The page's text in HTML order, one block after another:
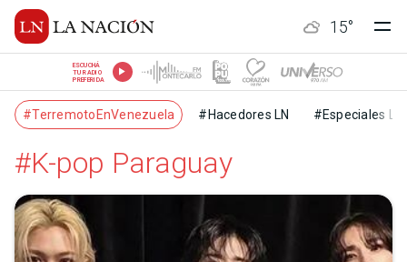
15°
ESCUCHÁ
TU RADIO
PREFERIDA
#TerremotoEnVenezuela #Hacedores LN #Especiales LN
#K-pop Paraguay